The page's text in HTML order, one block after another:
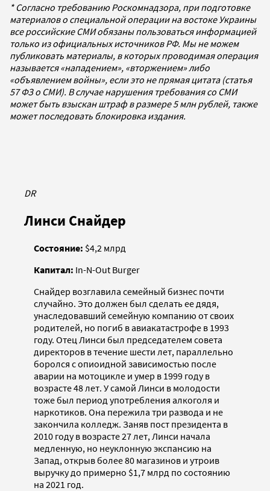
* Согласно требованию Роскомнадзора, при подготовке
материалов о специальной операции на востоке Украины
все российские СМИ обязаны пользоваться информацией
только из официальных источников РФ. Мы не можем
публиковать материалы, в которых проводимая операция
называется «нападением», «вторжением» либо
«объявлением войны», если это не прямая цитата (статья
57 ФЗ о СМИ). В случае нарушения требования со СМИ
может быть взыскан штраф в размере 5 млн рублей, также
может последовать блокировка издания.
DR
Линси Снайдер
Состояние: $4,2 млрд
Капитал: In-N-Out Burger
Снайдер возглавила семейный бизнес почти
случайно. Это должен был сделать ее дядя,
унаследовавший семейную компанию от своих
родителей, но погиб в авиакатастрофе в 1993
году. Отец Линси был председателем совета
директоров в течение шести лет, параллельно
боролся с опиоидной зависимостью после
аварии на мотоцикле и умер в 1999 году в
возрасте 48 лет. У самой Линси в молодости
тоже был период употребления алкоголя и
наркотиков. Она пережила три развода и не
закончила колледж. Заняв пост президента в
2010 году в возрасте 27 лет, Линси начала
медленную, но неуклонную экспансию на
Запад, открыв более 80 магазинов и утроив
выручку до примерно $1,7 млрд по состоянию
на 2021 год.